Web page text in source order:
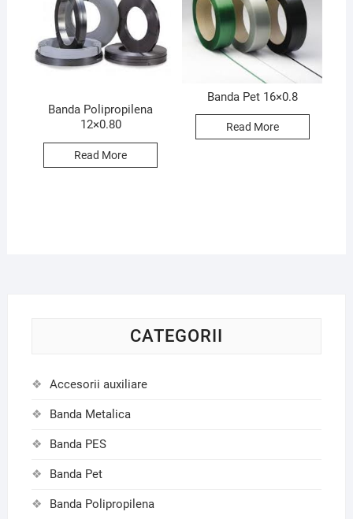
Banda Polipropilena
12×0.80
Read More
Banda Pet 16×0.8
Read More
CATEGORII
Accesorii auxiliare
Banda Metalica
Banda PES
Banda Pet
Banda Polipropilena